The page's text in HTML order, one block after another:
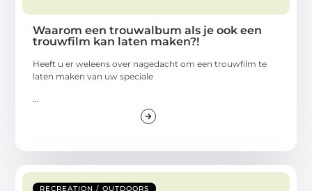
Waarom een trouwalbum als je ook een
trouwfilm kan laten maken?!
Heeft u er weleens over nagedacht om een trouwfilm te
laten maken van uw speciale
...
RECREATION / OUTDOORS